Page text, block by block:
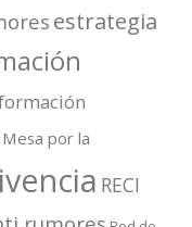
estrategia
Mesa por la
RECI